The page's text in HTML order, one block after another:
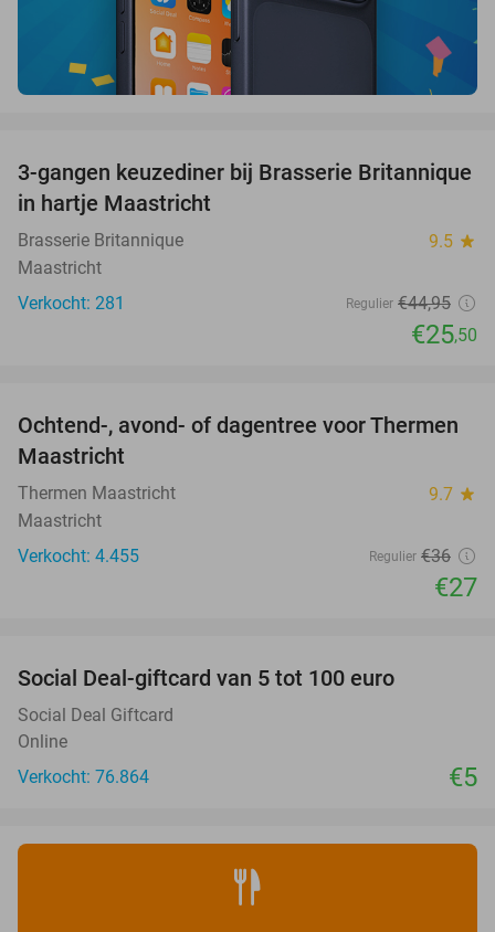
43%
3-gangen keuzediner bij Brasserie Britannique
in hartje Maastricht
Brasserie Britannique 9.5 star
Maastricht
Verkocht: 281
Regulier €44,95
€25,50
25%
Ochtend-, avond- of dagentree voor Thermen
Maastricht
Thermen Maastricht 9.7 star
Maastricht
Verkocht: 4.455
Regulier €36
€27
Social Deal-giftcard van 5 tot 100 euro
Social Deal Giftcard
Online
Verkocht: 76.864
€5